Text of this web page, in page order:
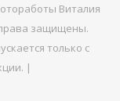
Виталия
защищены.
только с
|